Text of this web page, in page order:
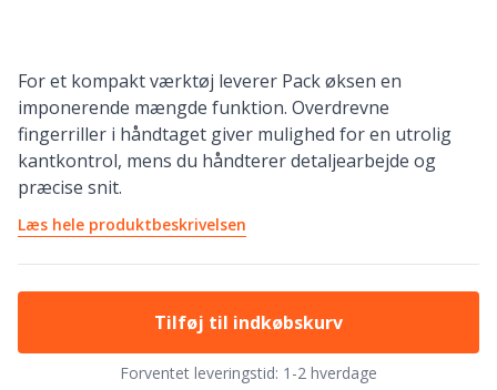
For et kompakt værktøj leverer Pack øksen en
imponerende mængde funktion. Overdrevne
fingerriller i håndtaget giver mulighed for en utrolig
kantkontrol, mens du håndterer detaljearbejde og
præcise snit.
Læs hele produktbeskrivelsen
Tilføj til indkøbskurv
Forventet leveringstid: 1-2 hverdage